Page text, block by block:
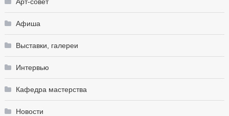
Афиша
Выставки, галереи
Интервью
Кафедра мастерства
Новости